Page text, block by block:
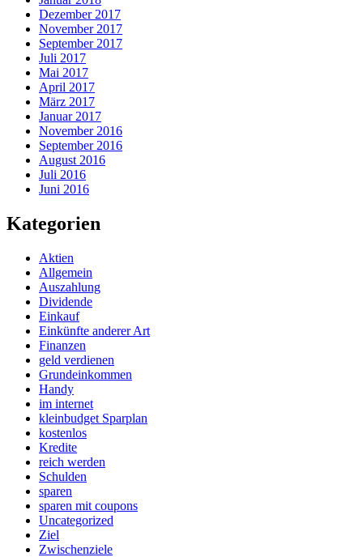
Dezember 2017
November 2017
September 2017
Juli 2017
Mai 2017
April 2017
März 2017
Januar 2017
November 2016
September 2016
August 2016
Juli 2016
Juni 2016
Kategorien
Aktien
Allgemein
Auszahlung
Dividende
Einkauf
Einkünfte anderer Art
Finanzen
geld verdienen
Grundeinkommen
Handy
im internet
kleinbudget Sparplan
kostenlos
Kredite
reich werden
Schulden
sparen
sparen mit coupons
Uncategorized
Ziel
Zwischenziele